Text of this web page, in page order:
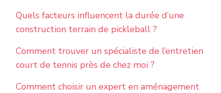
Quels facteurs influencent la durée d’une
construction terrain de pickleball ?
Comment trouver un spécialiste de l’entretien
court de tennis près de chez moi ?
Comment choisir un expert en aménagement